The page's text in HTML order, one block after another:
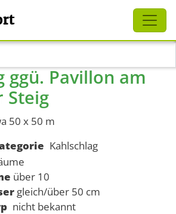
ggü. Pavillon am
Steig
50 x 50 m
Kahlschlag
über 10
gleich/über 50 cm
nicht bekannt
Schliessen